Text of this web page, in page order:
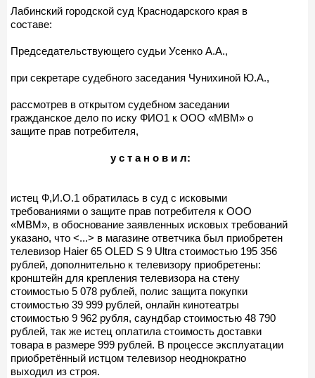
Лабинский городской суд Краснодарского края в
составе:
Председательствующего судьи Усенко А.А.,
при секретаре судебного заседания Чунихиной Ю.А.,
рассмотрев в открытом судебном заседании
гражданское дело по иску ФИО1 к ООО «МВМ» о
защите прав потребителя,
у с т а н о в и л:
истец Ф,И.О.1 обратилась в суд с исковыми
требованиями о защите прав потребителя к ООО
«МВМ», в обоснование заявленных исковых требований
указано, что <...> в магазине ответчика был приобретен
телевизор Haier 65 OLED S 9 Ultra стоимостью 195 356
рублей, дополнительно к телевизору приобретены:
кронштейн для крепления телевизора на стену
стоимостью 5 078 рублей, полис защита покупки
стоимостью 39 999 рублей, онлайн кинотеатры
стоимостью 9 962 рубля, саундбар стоимостью 48 790
рублей, так же истец оплатила стоимость доставки
товара в размере 999 рублей. В процессе эксплуатации
приобретённый истцом телевизор неоднократно
выходил из строя.